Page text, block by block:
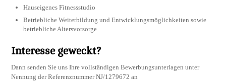
Hauseigenes Fitnessstudio
Betriebliche Weiterbildung und Entwicklungsmöglichkeiten sowie
betriebliche Altersvorsorge
Interesse geweckt?
Dann senden Sie uns Ihre vollständigen Bewerbungsunterlagen unter
Nennung der Referenznummer NJ/1279672 an